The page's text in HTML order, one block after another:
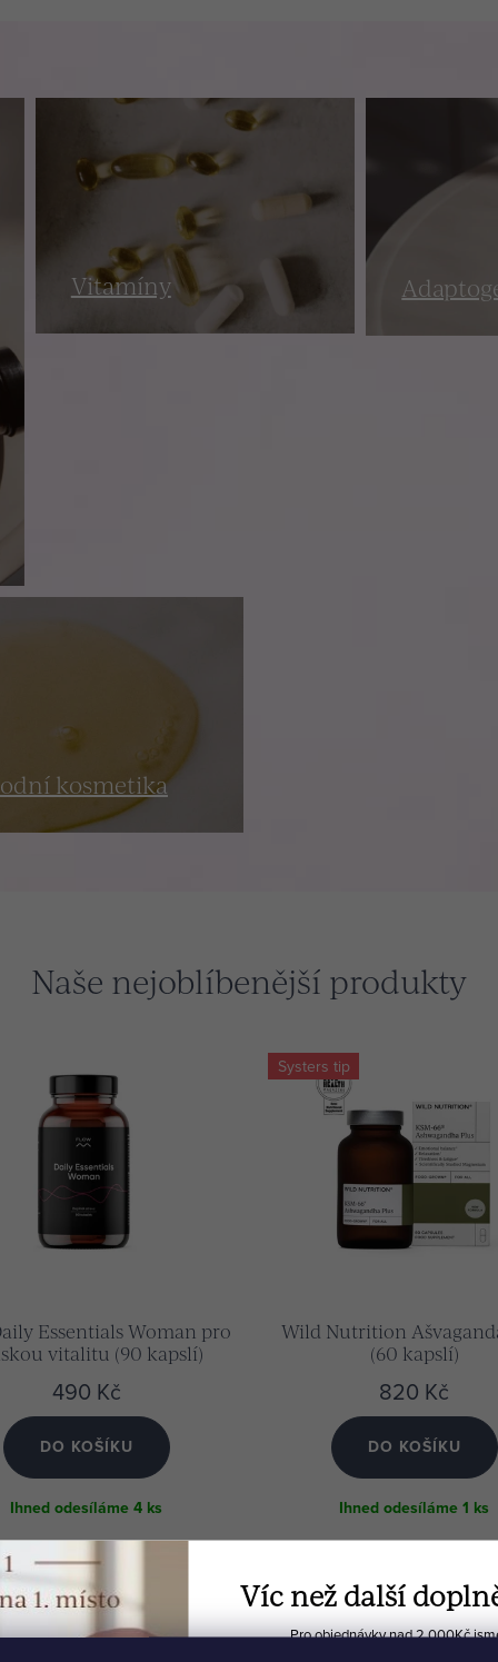
Vitamíny
kosmetika
Naše nejoblíbenější produkty
Essentials Woman pro
vitalitu (90 kapslí)
490 Kč
DO KOŠÍKU
Ihned odesíláme4 ks
Systers tip
Wild Nutrition
(60 kapslí)
820 Kč
DO KOŠÍKU
Ihned odesíláme1 ks
Víc než další
Pro objednávky nad 2 000Kč